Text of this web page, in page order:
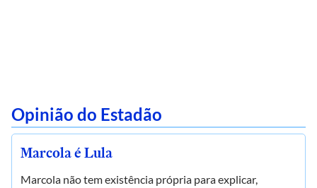
Opinião do Estadão
Marcola é Lula
Marcola não tem existência própria para explicar,